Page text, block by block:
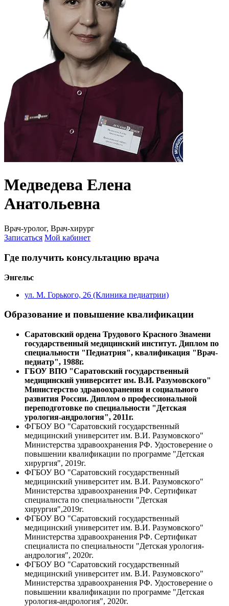
Медведева Елена
Анатольевна
Врач-уролог, Врач-хирург
Записаться Мой кабинет
Где получить консультацию врача
Энгельс
ул. М. Горького, 26 (Клиника педиатрии)
Образование и повышение квалификации
Саратовский ордена Трудового Красного Знамени
государственный медицинский институт. Диплом по
специальности "Педиатрия", квалификация "Врач-
педиатр", 1988г.
ГБОУ ВПО "Саратовский государственный
медицинский университет им. В.И. Разумовского"
Министерство здравоохранения и социального
развития России. Диплом о профессиональной
переподготовке по специальности "Детская
урология-андрология", 2011г.
ФГБОУ ВО "Саратовский государственный
медицинский университет им. В.И. Разумовского"
Министерства здравоохранения РФ. Удостоверение о
повышении квалификации по программе "Детская
хирургия", 2019г.
ФГБОУ ВО "Саратовский государственный
медицинский университет им. В.И. Разумовского"
Министерства здравоохранения РФ. Сертификат
специалиста по специальности "Детская
хирургия",2019г.
ФГБОУ ВО "Саратовский государственный
медицинский университет им. В.И. Разумовского"
Министерства здравоохранения РФ. Сертификат
специалиста по специальности "Детская урология-
андрология", 2020г.
ФГБОУ ВО "Саратовский государственный
медицинский университет им. В.И. Разумовского"
Министерства здравоохранения РФ. Удостоверение о
повышении квалификации по программе "Детская
урология-андрология", 2020г.